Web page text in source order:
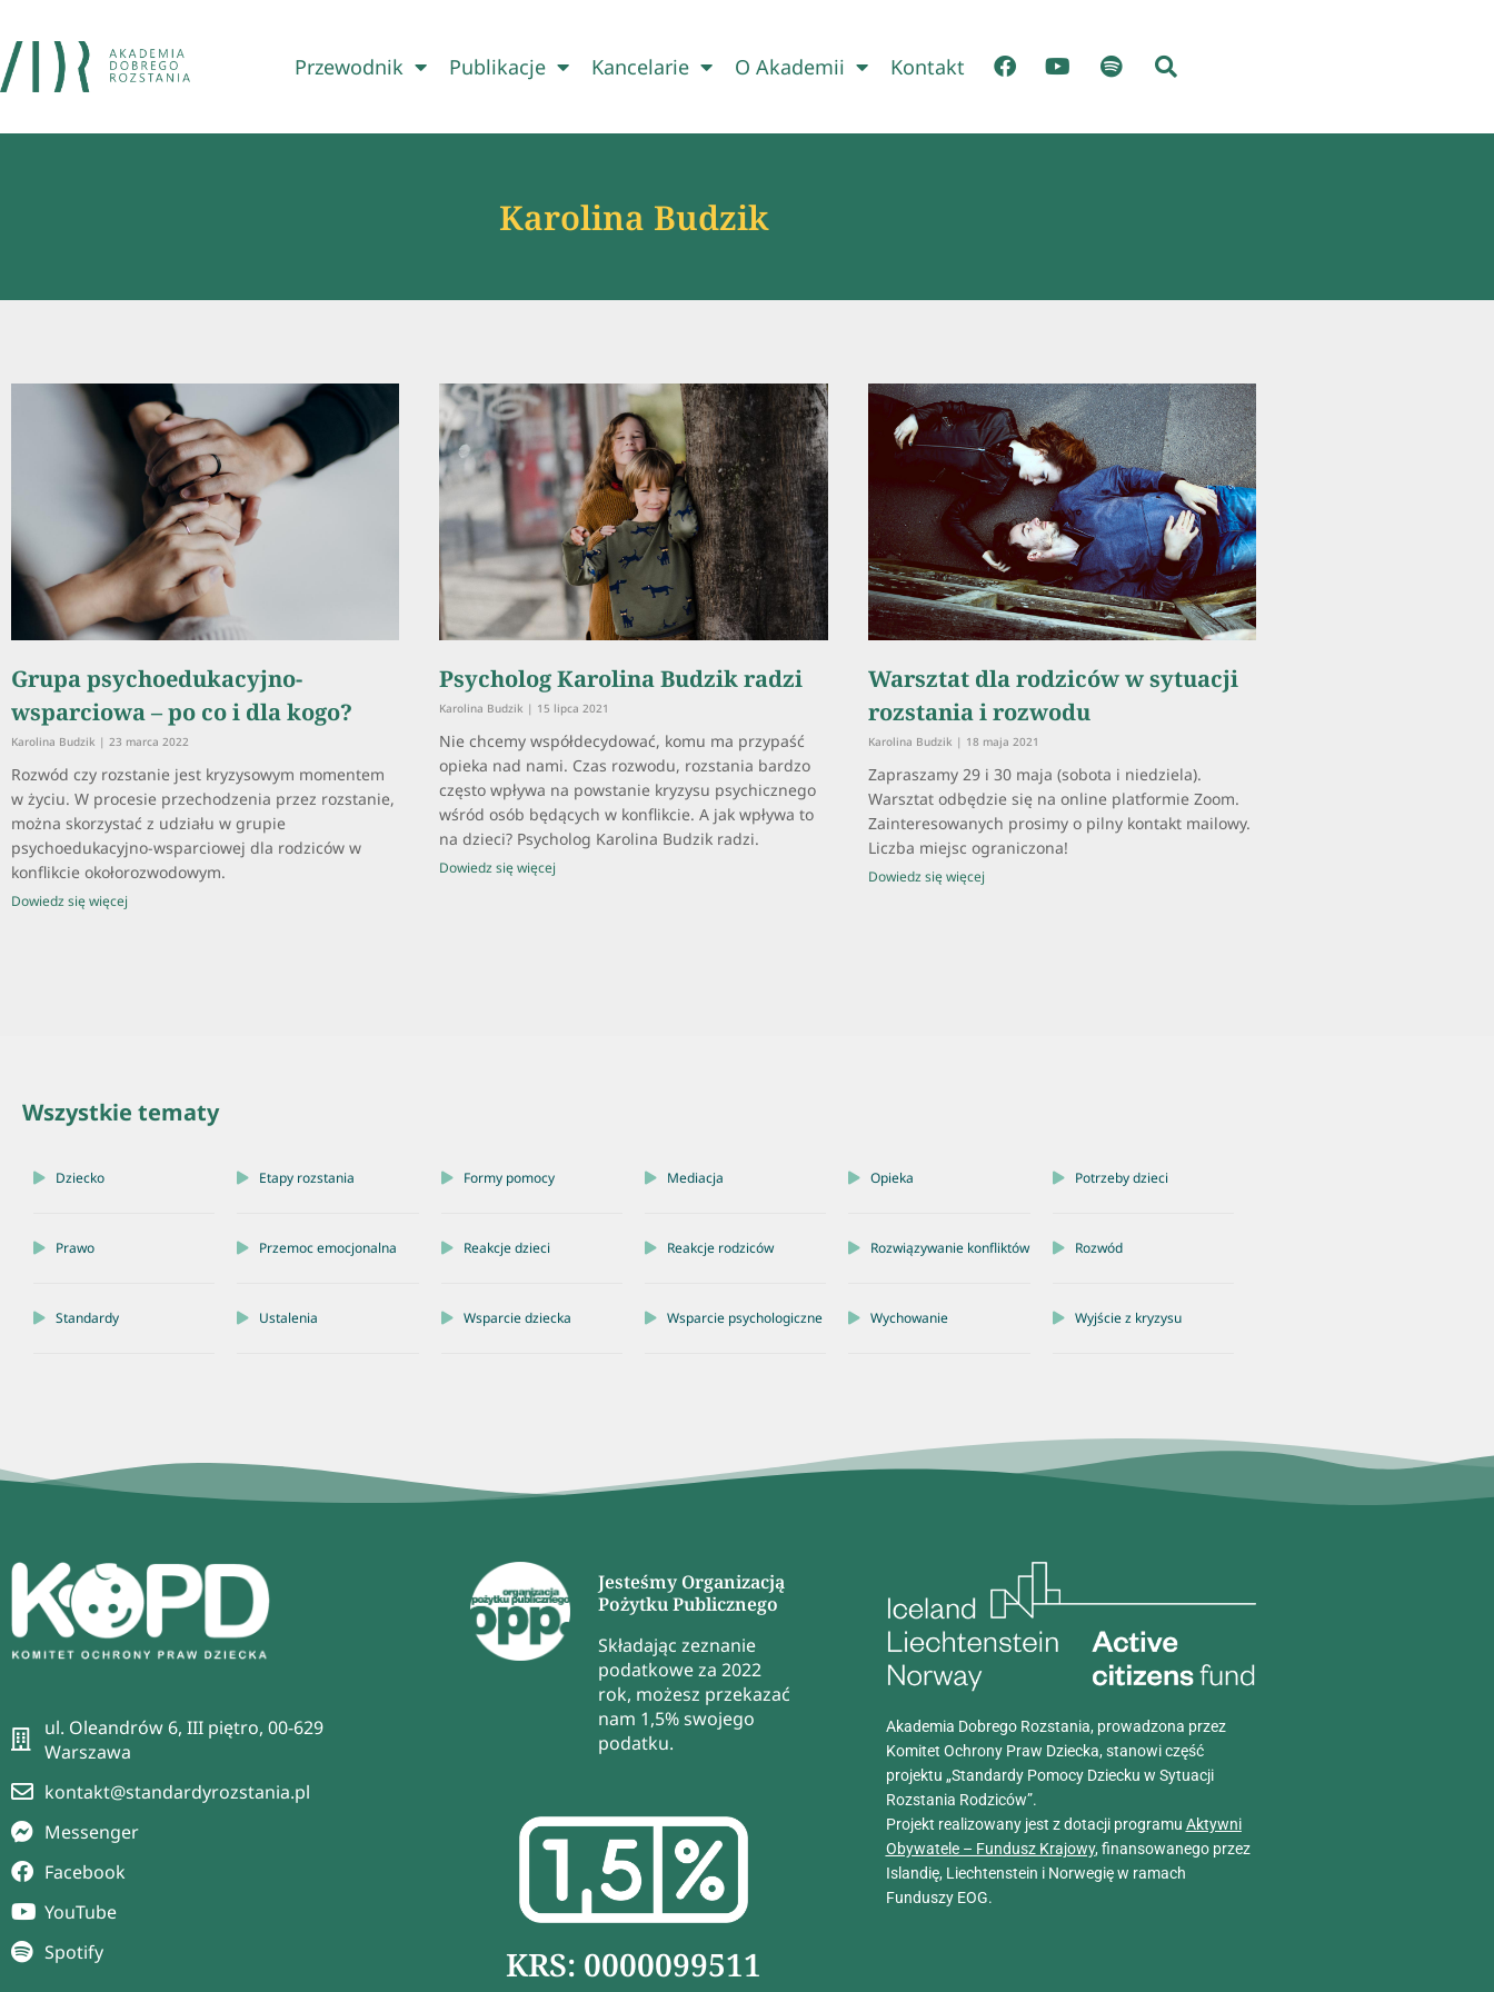
Przewodnik Publikacje Kancelarie O Akademii Kontakt
Karolina Budzik
Grupa psychoedukacyjno-
wsparciowa – po co i dla kogo?
Karolina Budzik 23 marca 2022
Rozwód czy rozstanie jest kryzysowym momentem
w życiu. W procesie przechodzenia przez rozstanie,
można skorzystać z udziału w grupie
psychoedukacyjno-wsparciowej dla rodziców w
konflikcie okołorozwodowym.
Dowiedz się więcej
Psycholog Karolina Budzik radzi
Karolina Budzik 15 lipca 2021
Nie chcemy współdecydować, komu ma przypaść
opieka nad nami. Czas rozwodu, rozstania bardzo
często wpływa na powstanie kryzysu psychicznego
wśród osób będących w konflikcie. A jak wpływa to
na dzieci? Psycholog Karolina Budzik radzi.
Dowiedz się więcej
Warsztat dla rodziców w sytuacji
rozstania i rozwodu
Karolina Budzik 18 maja 2021
Zapraszamy 29 i 30 maja (sobota i niedziela).
Warsztat odbędzie się na online platformie Zoom.
Zainteresowanych prosimy o pilny kontakt mailowy.
Liczba miejsc ograniczona!
Dowiedz się więcej
Wszystkie tematy
Dziecko Etapy rozstania Formy pomocy Mediacja Opieka Potrzeby dzieci
Prawo Przemoc emocjonalna Reakcje dzieci Reakcje rodziców Rozwiązywanie konfliktów Rozwód
Standardy Ustalenia Wsparcie dziecka Wsparcie psychologiczne Wychowanie Wyjście z kryzysu
ul. Oleandrów 6, III piętro, 00-629
Warszawa
kontakt@standardyrozstania.pl
Messenger
Facebook
YouTube
Spotify
Jesteśmy Organizacją
Pożytku Publicznego
Składając zeznanie
podatkowe za 2022
rok, możesz przekazać
nam 1,5% swojego
podatku.
KRS: 0000099511
Akademia Dobrego Rozstania, prowadzona przez
Komitet Ochrony Praw Dziecka, stanowi część
projektu „Standardy Pomocy Dziecku w Sytuacji
Rozstania Rodziców”.
Projekt realizowany jest z dotacji programu Aktywni
Obywatele – Fundusz Krajowy, finansowanego przez
Islandię, Liechtenstein i Norwegię w ramach
Funduszy EOG.